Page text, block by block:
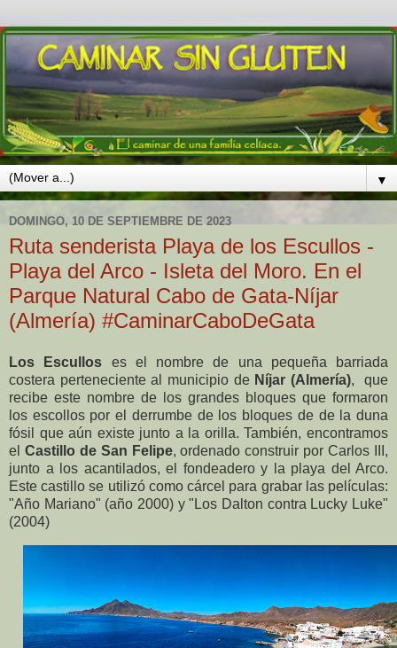
▼
DOMINGO, 10 DE SEPTIEMBRE DE 2023
Ruta senderista Playa de los Escullos -
Playa del Arco - Isleta del Moro. En el
Parque Natural Cabo de Gata-Níjar
(Almería) #CaminarCaboDeGata
Los Escullos es el nombre de una pequeña barriada
costera perteneciente al municipio de Níjar (Almería), que
recibe este nombre de los grandes bloques que formaron
los escollos por el derrumbe de los bloques de de la duna
fósil que aún existe junto a la orilla. También, encontramos
el Castillo de San Felipe, ordenado construir por Carlos III,
junto a los acantilados, el fondeadero y la playa del Arco.
Este castillo se utilizó como cárcel para grabar las películas:
"Año Mariano" (año 2000) y "Los Dalton contra Lucky Luke"
(2004)